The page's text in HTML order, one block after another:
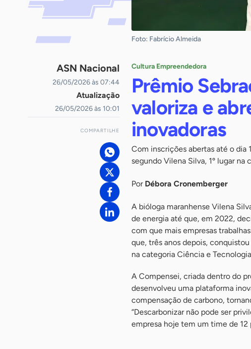
Foto: Fabrício Almeida
ASN Nacional
26/05/2026 às 07:44
Atualização
26/05/2026 às 10:01
COMPARTILHE
Cultura Empreendedora
Prêmio
valoriza e
inovadoras
Com inscrições abertas até o dia
segundo Vilena Silva, 1º lugar
Por Débora Cronemberger
A bióloga maranhense Vilena
de energia até que, em 2022,
com que mais empresas
que, três anos depois,
na categoria Ciência e
A Compensei, criada dentro do
desenvolveu uma plataforma
compensação de carbono,
“Descarbonizar não pode ser
empresa hoje tem um time de 12